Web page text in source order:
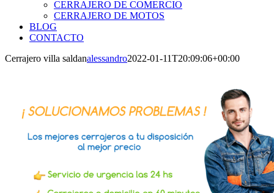
CERRAJERO DE COMERCIO
CERRAJERO DE MOTOS
BLOG
CONTACTO
Cerrajero villa saldanalessandro2022-01-11T20:09:06+00:00